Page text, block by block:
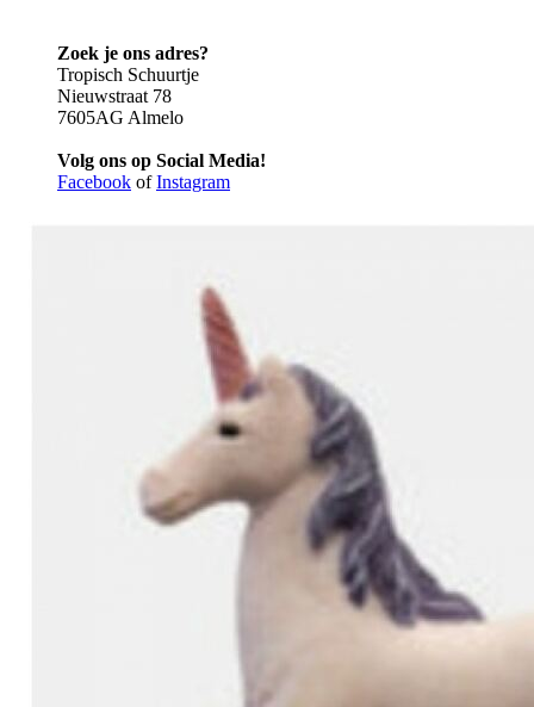
Zoek je ons adres?
Tropisch Schuurtje
Nieuwstraat 78
7605AG Almelo
Volg ons op Social Media!
Facebook ofInstagram